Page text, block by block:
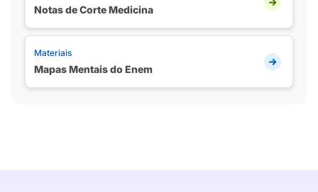
Notas de Corte Medicina
Materiais
Mapas Mentais do Enem